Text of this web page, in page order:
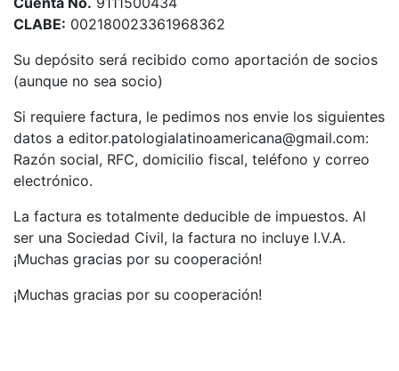
CLABE: 002180023361968362
Su depósito será recibido como aportación de socios
(aunque no sea socio)
Si requiere factura, le pedimos nos envie los siguientes
datos a editor.patologialatinoamericana@gmail.com:
Razón social, RFC, domicilio fiscal, teléfono y correo
electrónico.
La factura es totalmente deducible de impuestos. Al
ser una Sociedad Civil, la factura no incluye I.V.A.
¡Muchas gracias por su cooperación!
¡Muchas gracias por su cooperación!